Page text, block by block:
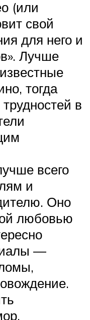
(или
свой
для него и
Лучше
тогда
в
всего
и
Оно
любовью
—